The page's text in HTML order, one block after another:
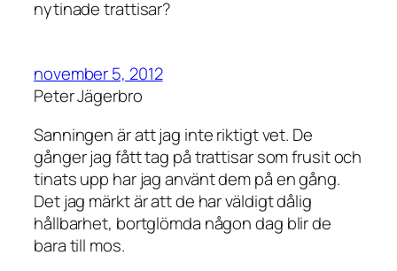
nytinade trattisar?
november 5, 2012
Peter Jägerbro
Sanningen är att jag inte riktigt vet. De
gånger jag fått tag på trattisar som frusit och
tinats upp har jag använt dem på en gång.
Det jag märkt är att de har väldigt dålig
hållbarhet, bortglömda någon dag blir de
bara till mos.